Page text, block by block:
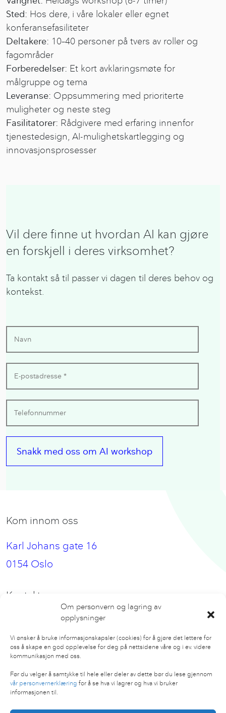
Om personvern og lagring av
opplysninger
Vi ønsker å bruke informasjonskapsler (cookies) for å gjøre det lettere for
oss å skape en god opplevelse for deg på nettsidene våre og i ev. videre
kommunikasjon med oss.
Før du velger å samtykke til hele eller deler av dette bør du lese gjennom
vår personvernerklæring for å se hva vi lagrer og hva vi bruker
informasjonen til.
Sted: Hos dere, i våre lokaler eller egnet
konferansefasiliteter
Deltakere: 10–40 personer på tvers av roller og
fagområder
Forberedelser: Et kort avklaringsmøte for
målgruppe og tema
Leveranse: Oppsummering med prioriterte
muligheter og neste steg
Fasilitatorer: Rådgivere med erfaring innenfor
tjenestedesign, AI-mulighetskartlegging og
innovasjonsprosesser
Vil dere finne ut hvordan AI kan gjøre
en forskjell i deres virksomhet?
Ta kontakt så til passer vi dagen til deres behov og
kontekst.
Kom innom oss
Karl Johans gate 16
0154 Oslo
Kontakt oss
hei@nbeat.no
Følg oss
Facebook
Instagram